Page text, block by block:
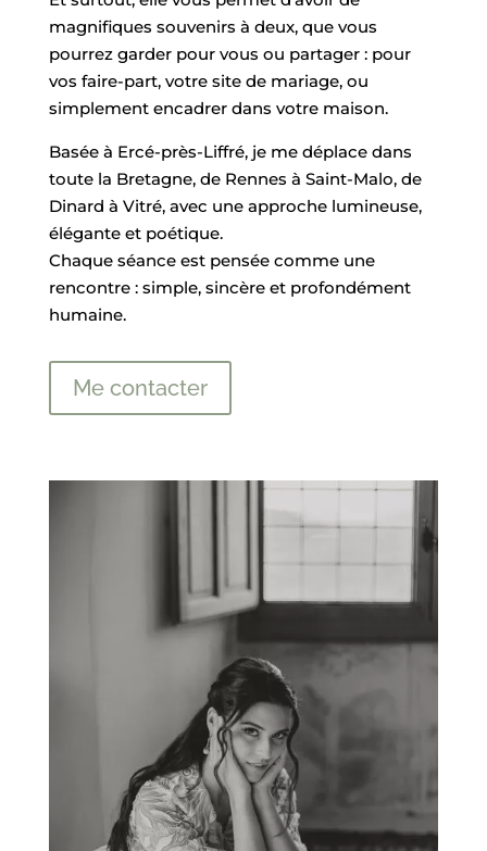
magnifiques souvenirs à deux, que vous
pourrez garder pour vous ou partager : pour
vos faire-part, votre site de mariage, ou
simplement encadrer dans votre maison.
Basée à Ercé-près-Liffré, je me déplace dans
toute la Bretagne, de Rennes à Saint-Malo, de
Dinard à Vitré, avec une approche lumineuse,
élégante et poétique.
Chaque séance est pensée comme une
rencontre : simple, sincère et profondément
humaine.
Me contacter